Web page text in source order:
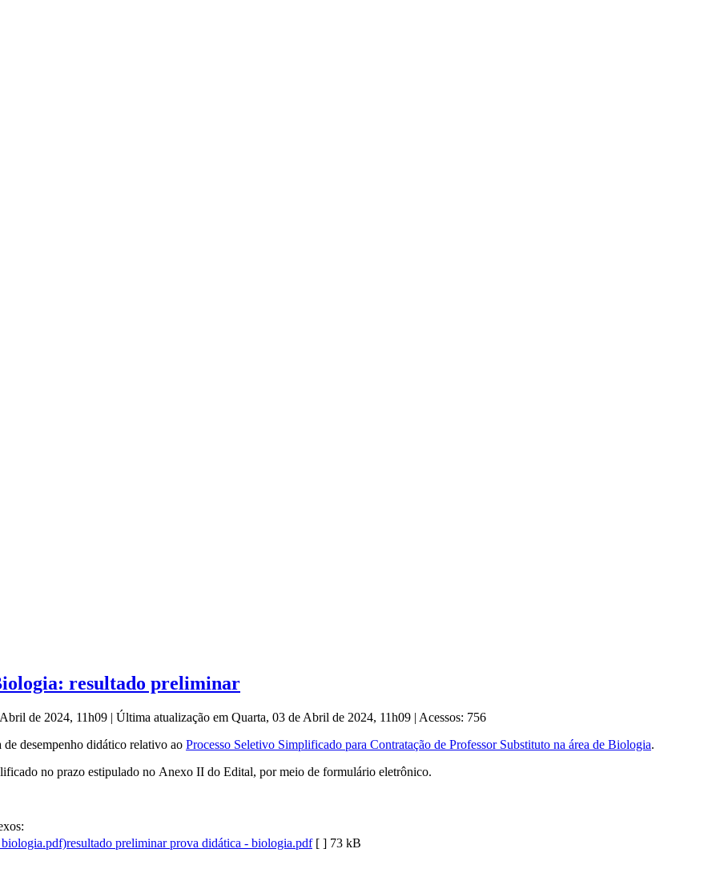
resultado preliminar
de 2024, 11h09 | Última atualização em Quarta, 03 de Abril de 2024, 11h09 | Acessos: 756
desempenho didático relativo ao Processo Seletivo Simplificado para Contratação de Professor Substituto na área de Biologia.
no prazo estipulado no Anexo II do Edital, por meio de formulário eletrônico.
resultado preliminar prova didática - biologia.pdf [ ] 73 kB